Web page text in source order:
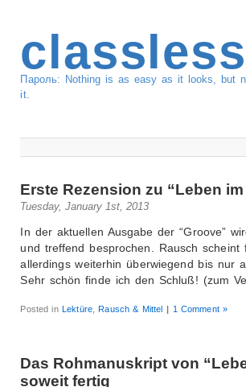
Пароль: Nothing is as easy as it looks, but
it.
Erste Rezension zu “Leben
Tuesday, January 1st, 2013
In der aktuellen Ausgabe der “Groove”
und treffend besprochen. Rausch scheint
allerdings weiterhin überwiegend bis nur
Sehr schön finde ich den Schluß! (zum
Posted inLektüre,Rausch & Mittel | 1 Comment »
Das Rohmanuskript von
soweit fertig